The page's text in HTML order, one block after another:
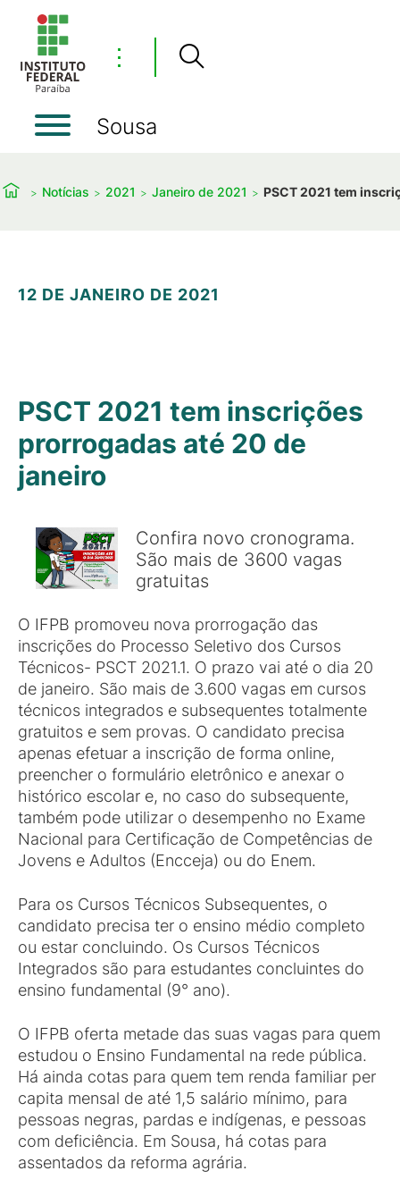
⋮
Sousa
Notícias 2021 Janeiro de 2021 PSCT 2021 tem
12 DE JANEIRO DE 2021
PSCT 2021 tem inscrições
prorrogadas até 20 de
janeiro
Confira novo cronograma.
São mais de 3600 vagas
gratuitas
O IFPB promoveu nova prorrogação das
inscrições do Processo Seletivo dos Cursos
Técnicos- PSCT 2021.1. O prazo vai até o dia 20
de janeiro. São mais de 3.600 vagas em cursos
técnicos integrados e subsequentes totalmente
gratuitos e sem provas. O candidato precisa
apenas efetuar a inscrição de forma online,
preencher o formulário eletrônico e anexar o
histórico escolar e, no caso do subsequente,
também pode utilizar o desempenho no Exame
Nacional para Certificação de Competências de
Jovens e Adultos (Encceja) ou do Enem.
Para os Cursos Técnicos Subsequentes, o
candidato precisa ter o ensino médio completo
ou estar concluindo. Os Cursos Técnicos
Integrados são para estudantes concluintes do
ensino fundamental (9° ano).
O IFPB oferta metade das suas vagas para quem
estudou o Ensino Fundamental na rede pública.
Há ainda cotas para quem tem renda familiar per
capita mensal de até 1,5 salário mínimo, para
pessoas negras, pardas e indígenas, e pessoas
com deficiência. Em Sousa, há cotas para
assentados da reforma agrária.